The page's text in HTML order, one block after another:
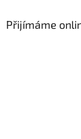
Přijímáme